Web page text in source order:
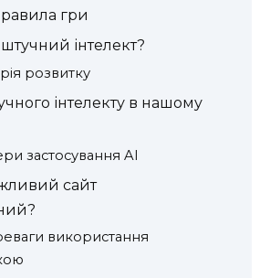
гри
інтелект?
розвитку
інтелекту в нашому
застосування AI
сайт
використання